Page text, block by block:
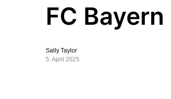
FC
Sally Taylor
5. April 2025